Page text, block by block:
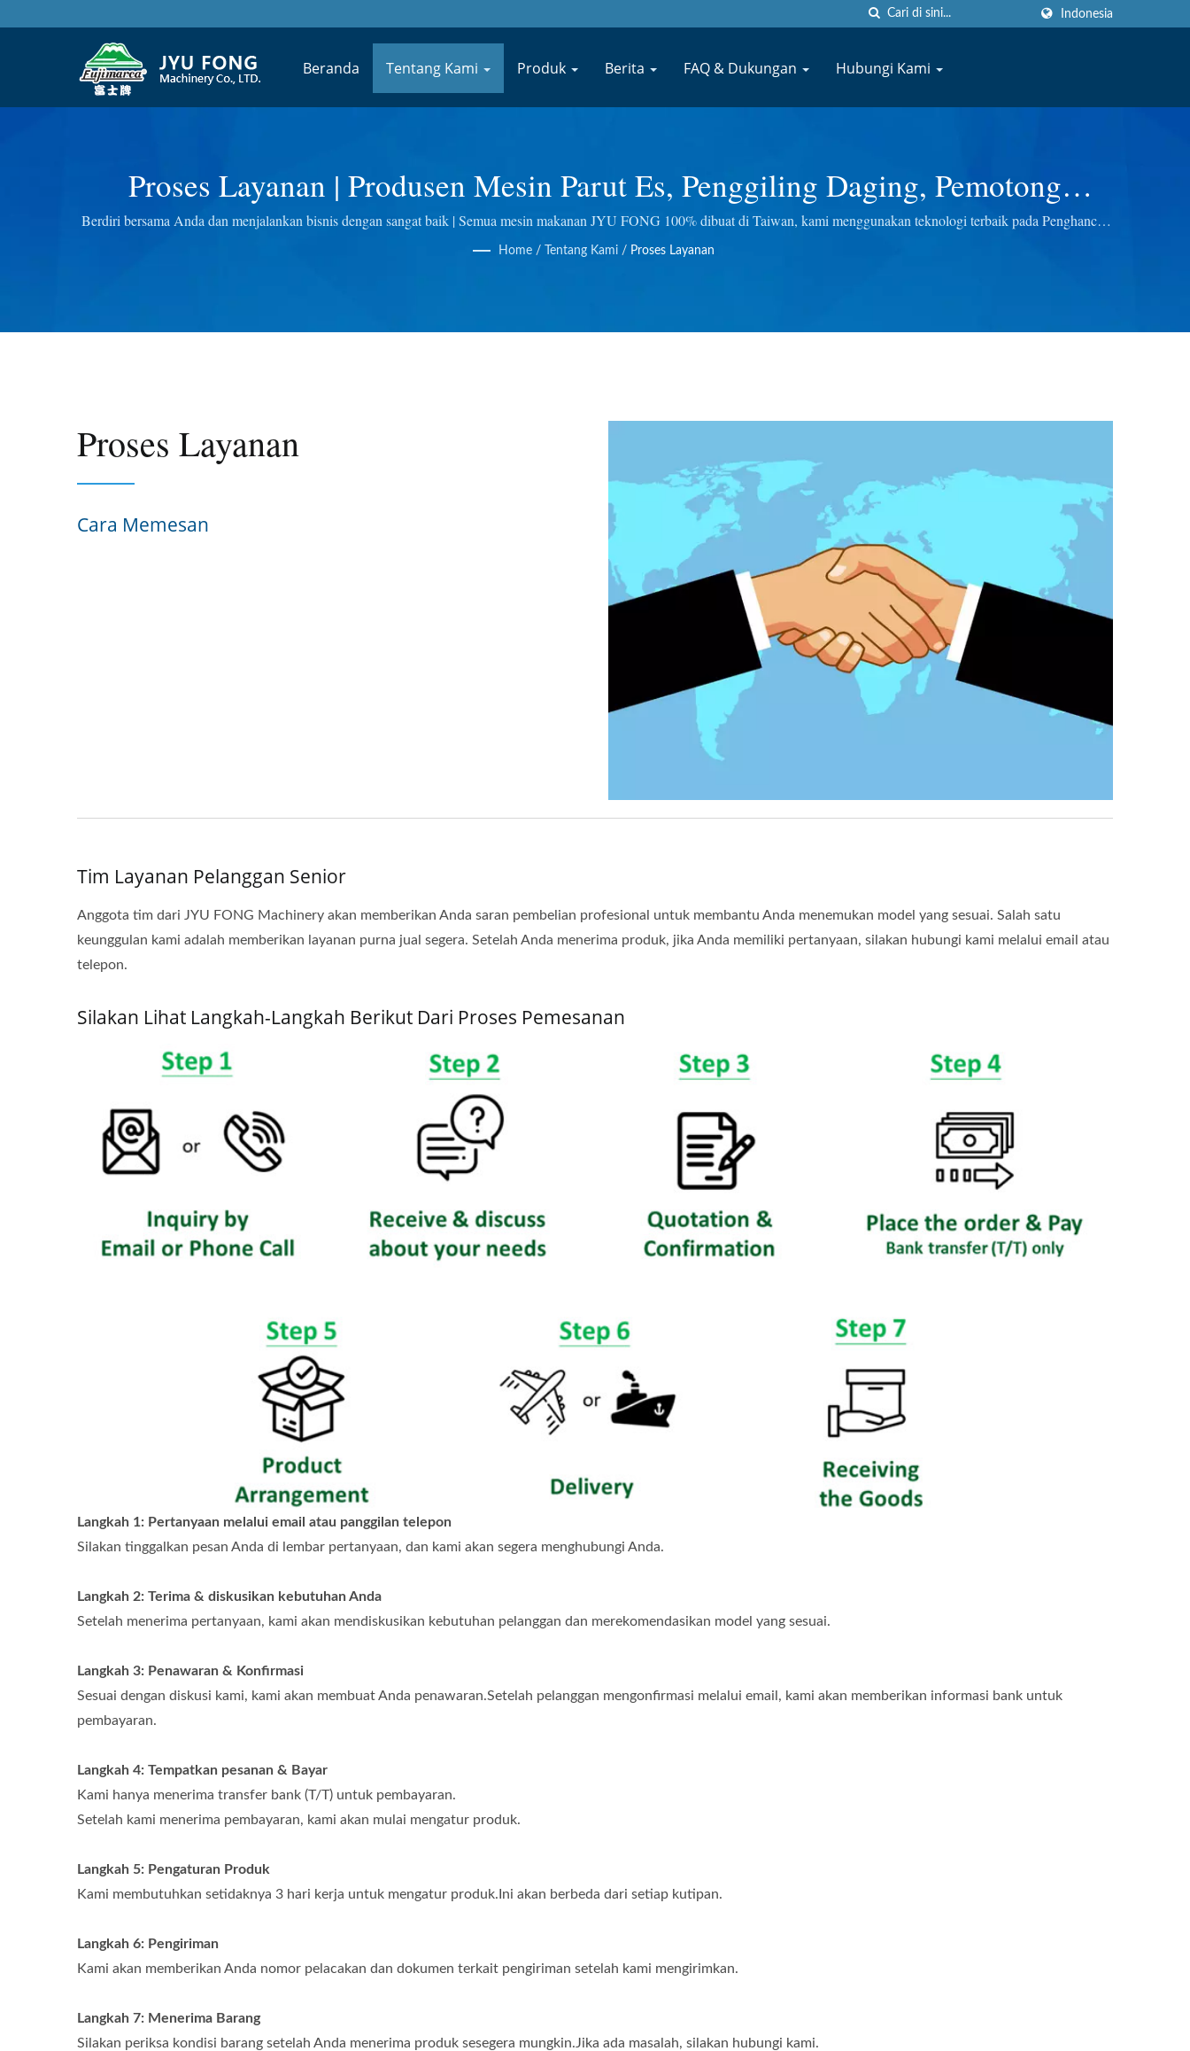
Indonesia
Beranda Tentang Kami Produk Berita FAQ & Dukungan Hubungi Kami
Proses Layanan | Produsen Mesin Parut Es, Penggiling Daging, Pemotong
Sayuran Buatan Taiwan | JYU FONG MACHINERY CO., LTD.
Berdiri bersama Anda dan menjalankan bisnis dengan sangat baik | Semua mesin makanan JYU FONG 100% dibuat di Taiwan, kami menggunakan teknologi terbaik pada Penghancur
es listrik dan manual, Penggiling daging listrik, Juicer Masticating Wheatgrass dan lain-lain. Kami melakukan kontrol kualitas di setiap langkah, sehingga kami memberikan Anda
Home / Tentang Kami / Proses Layanan
Proses Layanan
Cara Memesan
Tim Layanan Pelanggan Senior
Anggota tim dari JYU FONG Machinery akan memberikan Anda saran pembelian profesional untuk membantu Anda menemukan model yang sesuai. Salah satu
keunggulan kami adalah memberikan layanan purna jual segera. Setelah Anda menerima produk, jika Anda memiliki pertanyaan, silakan hubungi kami melalui email atau
telepon.
Silakan Lihat Langkah-Langkah Berikut Dari Proses Pemesanan
Langkah 1: Pertanyaan melalui email atau panggilan telepon
Silakan tinggalkan pesan Anda di lembar pertanyaan, dan kami akan segera menghubungi Anda.
Langkah 2: Terima & diskusikan kebutuhan Anda
Setelah menerima pertanyaan, kami akan mendiskusikan kebutuhan pelanggan dan merekomendasikan model yang sesuai.
Langkah 3: Penawaran & Konfirmasi
Sesuai dengan diskusi kami, kami akan membuat Anda penawaran.Setelah pelanggan mengonfirmasi melalui email, kami akan memberikan informasi bank untuk
pembayaran.
Langkah 4: Tempatkan pesanan & Bayar
Kami hanya menerima transfer bank (T/T) untuk pembayaran.
Setelah kami menerima pembayaran, kami akan mulai mengatur produk.
Langkah 5: Pengaturan Produk
Kami membutuhkan setidaknya 3 hari kerja untuk mengatur produk.Ini akan berbeda dari setiap kutipan.
Langkah 6: Pengiriman
Kami akan memberikan Anda nomor pelacakan dan dokumen terkait pengiriman setelah kami mengirimkan.
Langkah 7: Menerima Barang
Silakan periksa kondisi barang setelah Anda menerima produk sesegera mungkin.Jika ada masalah, silakan hubungi kami.